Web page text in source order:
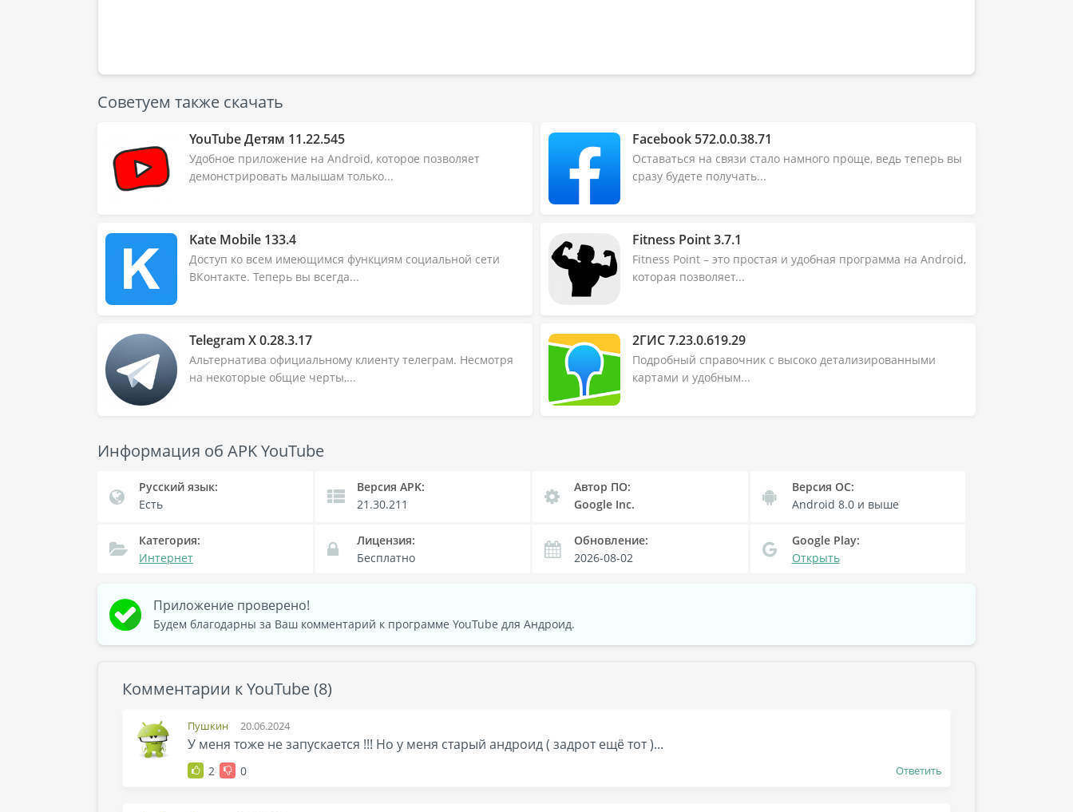
Советуем также скачать
YouTube Детям 11.22.545
Удобное приложение на Android, которое позволяет
демонстрировать малышам только...
Facebook 572.0.0.38.71
Оставаться на связи стало намного проще, ведь теперь вы
сразу будете получать...
Kate Mobile 133.4
Доступ ко всем имеющимся функциям социальной сети
ВКонтакте. Теперь вы всегда...
Fitness Point 3.7.1
Fitness Point – это простая и удобная программа на Android,
которая позволяет...
Telegram X 0.28.3.17
Альтернатива официальному клиенту телеграм. Несмотря
на некоторые общие черты,...
2ГИС 7.23.0.619.29
Подробный справочник с высоко детализированными
картами и удобным...
Информация об APK YouTube
Русский язык:
Есть
Версия APK:
21.30.211
Автор ПО:
Google Inc.
Версия OC:
Android 8.0и выше
Категория:
Интернет
Лицензия:
Бесплатно
Обновление:
2026-08-02
Google Play:
Открыть
Приложение проверено!
Будем благодарны за Ваш комментарий к программе YouTube для Андроид.
Комментарии к YouTube (8)
Пушкин 20.06.2024
У меня тоже не запускается !!! Но у меня старый андроид ( задрот ещё тот )...
2 0 Ответить